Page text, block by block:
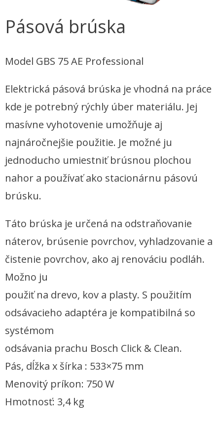
Pásová brúska
Model GBS 75 AE Professional
Elektrická pásová brúska je vhodná na práce
kde je potrebný rýchly úber materiálu. Jej
masívne vyhotovenie umožňuje aj
najnáročnejšie použitie. Je možné ju
jednoducho umiestniť brúsnou plochou
nahor a používať ako stacionárnu pásovú
brúsku.
Táto brúska je určená na odstraňovanie
náterov, brúsenie povrchov, vyhladzovanie a
čistenie povrchov, ako aj renováciu podláh.
Možno ju
použiť na drevo, kov a plasty. S použitím
odsávacieho adaptéra je kompatibilná so
systémom
odsávania prachu Bosch Click & Clean.
Pás, dĺžka x šírka : 533×75 mm
Menovitý príkon: 750 W
Hmotnosť: 3,4 kg